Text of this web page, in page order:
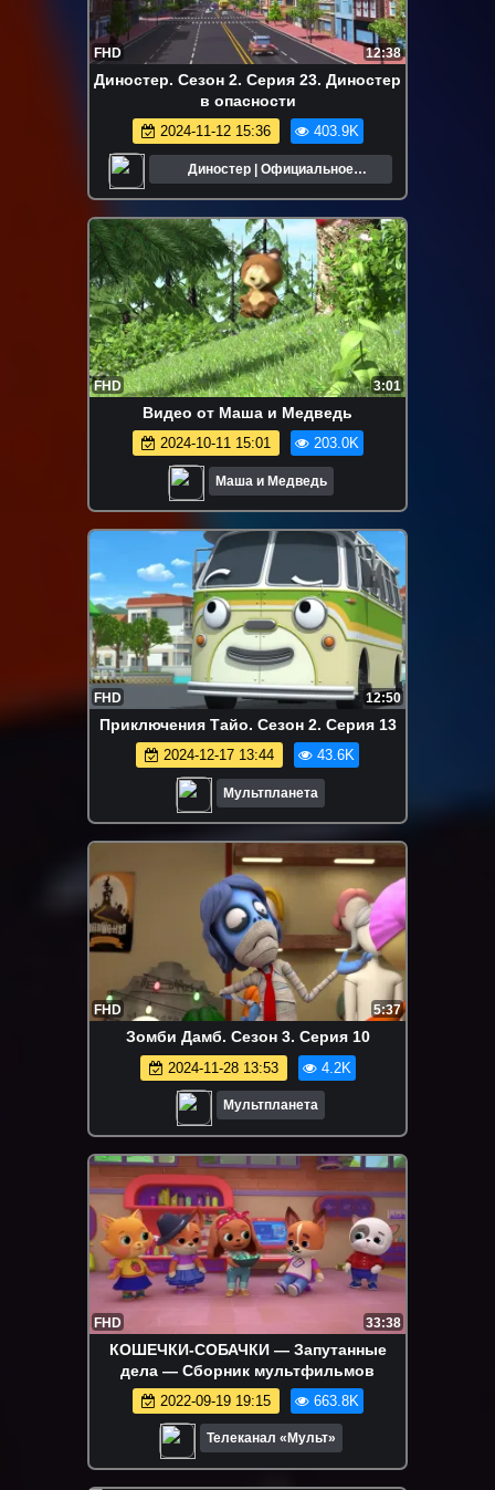
FHD 12:38
Диностер. Сезон 2. Серия 23. Диностер
в опасности
2024-11-12 15:36 403.9K
Диностер | Официальное
сообщество
FHD 3:01
Видео от Маша и Медведь
2024-10-11 15:01 203.0K
Маша и Медведь
FHD 12:50
Приключения Тайо. Сезон 2. Серия 13
2024-12-17 13:44 43.6K
Мультпланета
FHD 5:37
Зомби Дамб. Сезон 3. Серия 10
2024-11-28 13:53 4.2K
Мультпланета
FHD 33:38
КОШЕЧКИ-СОБАЧКИ — Запутанные
дела — Сборник мультфильмов
2022-09-19 19:15 663.8K
Телеканал «Мульт»